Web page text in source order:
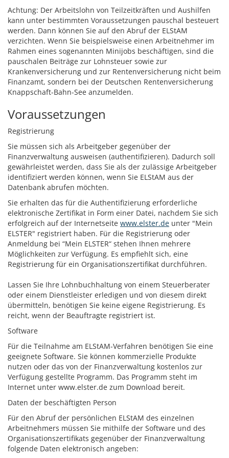
Achtung: Der Arbeitslohn von Teilzeitkräften und Aushilfen
kann unter bestimmten Voraussetzungen pauschal besteuert
werden. Dann können Sie auf den Abruf der ELStAM
verzichten. Wenn Sie beispielsweise einen Arbeitnehmer im
Rahmen eines sogenannten Minijobs beschäftigen, sind die
pauschalen Beiträge zur Lohnsteuer sowie zur
Krankenversicherung und zur Rentenversicherung nicht beim
Finanzamt, sondern bei der Deutschen Rentenversicherung
Knappschaft-Bahn-See anzumelden.
Voraussetzungen
Registrierung
Sie müssen sich als Arbeitgeber gegenüber der
Finanzverwaltung ausweisen (authentifizieren). Dadurch soll
gewährleistet werden, dass Sie als der zulässige Arbeitgeber
identifiziert werden können, wenn Sie ELStAM aus der
Datenbank abrufen möchten.
Sie erhalten das für die Authentifizierung erforderliche
elektronische Zertifikat in Form einer Datei, nachdem Sie sich
erfolgreich auf der Internetseite www.elster.de unter "Mein
ELSTER" registriert haben. Für die Registrierung oder
Anmeldung bei “Mein ELSTER“ stehen Ihnen mehrere
Möglichkeiten zur Verfügung. Es empfiehlt sich, eine
Registrierung für ein Organisationszertifikat durchführen.
Lassen Sie Ihre Lohnbuchhaltung von einem Steuerberater
oder einem Dienstleister erledigen und von diesem direkt
übermitteln, benötigen Sie keine eigene Registrierung. Es
reicht, wenn der Beauftragte registriert ist.
Software
Für die Teilnahme am ELStAM-Verfahren benötigen Sie eine
geeignete Software. Sie können kommerzielle Produkte
nutzen oder das von der Finanzverwaltung kostenlos zur
Verfügung gestellte Programm. Das Programm steht im
Internet unter www.elster.de zum Download bereit.
Daten der beschäftigten Person
Für den Abruf der persönlichen ELStAM des einzelnen
Arbeitnehmers müssen Sie mithilfe der Software und des
Organisationszertifikats gegenüber der Finanzverwaltung
folgende Daten elektronisch angeben: